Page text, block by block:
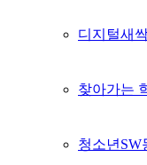
디지털새
찾아가는
청소년SW